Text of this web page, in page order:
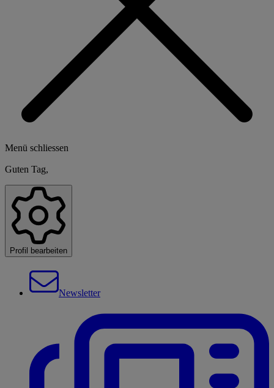
Menü schliessen
Guten Tag,
Profil bearbeiten
Newsletter